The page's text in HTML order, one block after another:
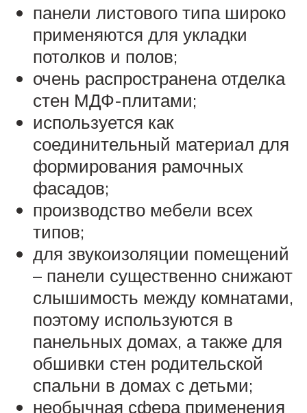
панели листового типа широко
применяются для укладки
потолков и полов;
очень распространена отделка
стен МДФ-плитами;
используется как
соединительный материал для
формирования рамочных
фасадов;
производство мебели всех
типов;
для звукоизоляции помещений
– панели существенно снижают
слышимость между комнатами,
поэтому используются в
панельных домах, а также для
обшивки стен родительской
спальни в домах с детьми;
необычная сфера применения